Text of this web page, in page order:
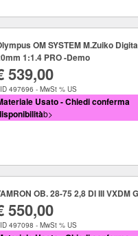
OM SYSTEM M.Zuiko
1:1.4 PRO -Demo
539,00
497696 - MwSt % US
Usato - Chiedi conferma
b>
TAMRON OB. 28-75 2,8 DI III
550,00
497098 - MwSt % US